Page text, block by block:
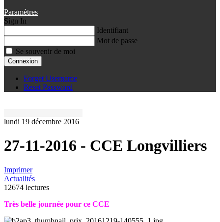
Paramètres
Sign In
Identifiant
Mot de passe
Se souvenir de moi
Connexion
Forget Username
Reset Password
lundi 19 décembre 2016
27-11-2016 - CCE Longvilliers
Imprimer
Actualités
12674 lectures
Très belle journée pour ce CCE